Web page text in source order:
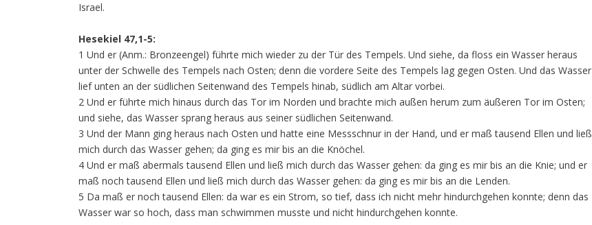
Israel.
Hesekiel 47,1-5:
1 Und er (Anm.: Bronzeengel) führte mich wieder zu der Tür des Tempels. Und siehe, da floss ein Wasser heraus
unter der Schwelle des Tempels nach Osten; denn die vordere Seite des Tempels lag gegen Osten. Und das Wasser
lief unten an der südlichen Seitenwand des Tempels hinab, südlich am Altar vorbei.
2 Und er führte mich hinaus durch das Tor im Norden und brachte mich außen herum zum äußeren Tor im Osten;
und siehe, das Wasser sprang heraus aus seiner südlichen Seitenwand.
3 Und der Mann ging heraus nach Osten und hatte eine Messschnur in der Hand, und er maß tausend Ellen und ließ
mich durch das Wasser gehen; da ging es mir bis an die Knöchel.
4 Und er maß abermals tausend Ellen und ließ mich durch das Wasser gehen: da ging es mir bis an die Knie; und er
maß noch tausend Ellen und ließ mich durch das Wasser gehen: da ging es mir bis an die Lenden.
5 Da maß er noch tausend Ellen: da war es ein Strom, so tief, dass ich nicht mehr hindurchgehen konnte; denn das
Wasser war so hoch, dass man schwimmen musste und nicht hindurchgehen konnte.